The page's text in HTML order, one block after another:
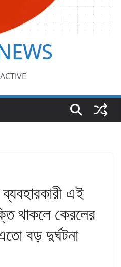
এই
থাকলে কেরলের
বড় দুর্ঘটনা